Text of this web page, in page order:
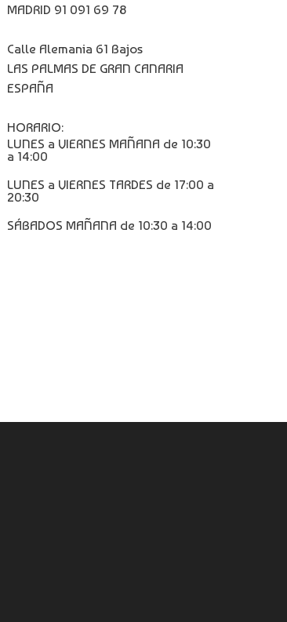
MADRID 91 091 69 78
Calle Alemania 61 Bajos
LAS PALMAS DE GRAN CANARIA
ESPAÑA
HORARIO:
LUNES a VIERNES MAÑANA de 10:30
a 14:00
LUNES a VIERNES TARDES de 17:00 a
20:30
SÁBADOS MAÑANA de 10:30 a 14:00